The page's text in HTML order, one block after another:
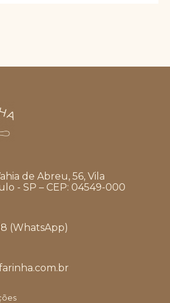
de Abreu, 56, Vila
- SP – CEP: 04549-000
(WhatsApp)
Abre